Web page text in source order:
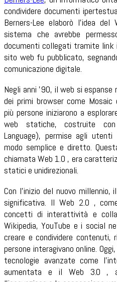
condividere documenti
Berners-Lee elaborò l'idea
sistema che avrebbe
documenti collegati tramite
sito web fu pubblicato,
comunicazione digitale.
Negli anni '90, il web si espanse
dei primi browser come Mosaic
più persone iniziarono a
web statiche, costruite con
Language), permise agli
modo semplice e diretto.
chiamata Web 1.0 , era
statici e unidirezionali.
Con l'inizio del nuovo
significativa. Il Web 2.0 ,
concetti di interattività e
Wikipedia, YouTube e i social
creare e condividere contenuti,
persone interagivano online.
tecnologie avanzate come
aumentata e il Web 3.0 ,